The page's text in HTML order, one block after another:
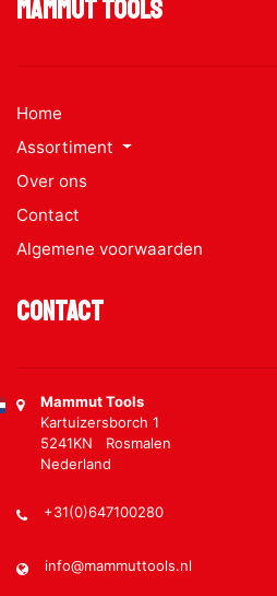
Mammut Tools
Home
Assortiment
Over ons
Contact
Algemene voorwaarden
Contact
Mammut Tools
Kartuizersborch 1
5241KN Rosmalen
Nederland
+31(0)647100280
info@mammuttools.nl